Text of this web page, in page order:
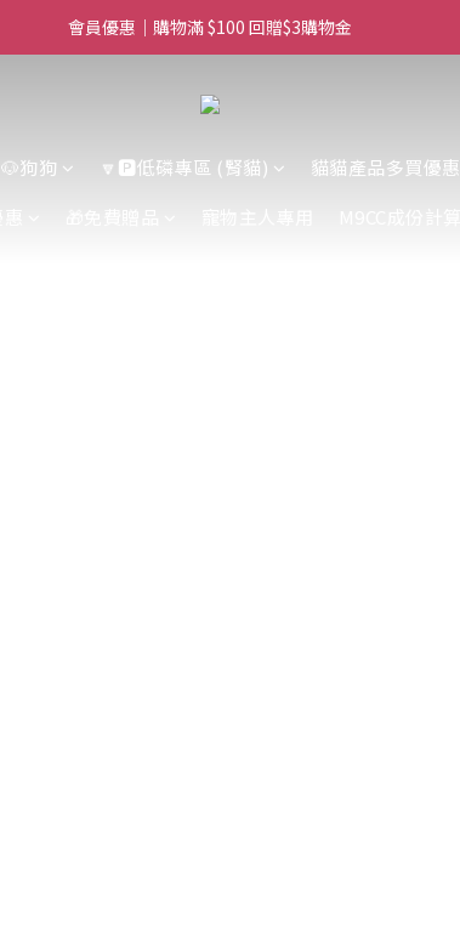
滿$450免費送貨上門 I 滿$350免運 順豐自取
滿$450免費送貨上門 I 滿$350免運 順豐自取
🐶狗狗 🔽🅿️低磷專區 (腎貓) 貓貓產品多買優惠